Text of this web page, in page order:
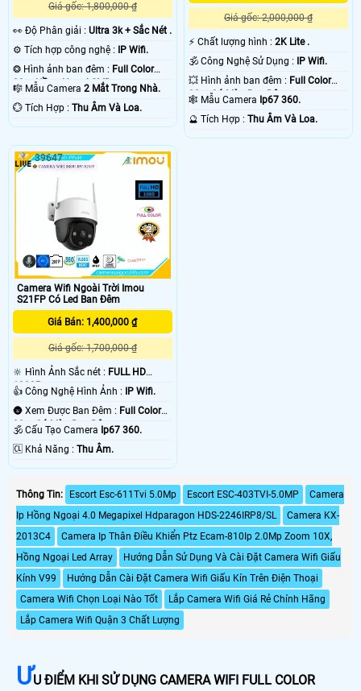
Giá gốc: 1,800,000 ₫
️👀 Độ Phân giải : Ultra 3k + Sắc Nét .
⚙ Tích hợp công nghệ :
IP Wifi.
❂ Hình ảnh ban đêm : Full Color
20m Hồng Ngoại SMD.
🎼️ Mẫu Camera 2 Mắt Trong Nhà.
️💮 Tích Hợp : Thu Âm Và Loa.
Giá gốc: 2,000,000 ₫
️⚡ Chất lượng hình :2K Lite .
🕉️ Công Nghệ Sử Dụng :
IP Wifi.
💥 Hình ảnh ban đêm : Full Color
30m Có Màu Ban Ðêm.
🕸️ Mẫu Camera Ip67 360.
️🔮 Tích Hợp :Thu Âm Và Loa.
Camera Wifi Ngoài Trời Imou
S21FP Có Led Ban Đêm
Giá Bán: 1,400,000 ₫
Giá gốc: 1,700,000 ₫
🔆 Hình Ảnh Sắc nét : FULL HD
1080P .
👍 Công Nghệ Hình Ảnh : IP Wifi.
🌚 Xem Được Ban Đêm : Full Color
30m Có Màu Ban Ðêm.
🕉️ Cấu Tạo Camera Ip67 360.
️🆑 Khả Năng : Thu Âm.
39647
Thông Tin: Escort Esc-611Tvi 5.0Mp Escort ESC-403TVI-5.0MP
Camera
Ip Hồng Ngoại 4.0 Megapixel Hdparagon HDS-2246IRP8/SL
Camera KX-
2013C4
Camera Ip Thân Điều Khiển Ptz Ecam-810Ip 2.0Mp Zoom 10X,
Hồng Ngoại Led Array
Hướng Dẫn Sử Dụng Và Cài Đặt Camera Wifi Giấu
Kính V99
Hướng Dẫn Cài Đặt Camera Wifi Giấu Kín Trên Điện Thoại
Camera Wifi Chọn Loại Nào Tốt
Lắp Camera Wifi Giá Rẻ Chính Hãng
Lắp Camera Wifi Quận 3 Chất Lượng
ƯU ĐIỂM KHI SỬ DỤNG CAMERA WIFI FULL COLOR